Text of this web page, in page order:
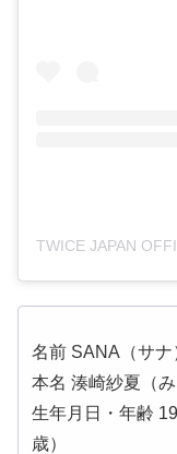
名前 SANA（サナ
本名 湊崎紗夏（み
生年月日・年齢
歳）